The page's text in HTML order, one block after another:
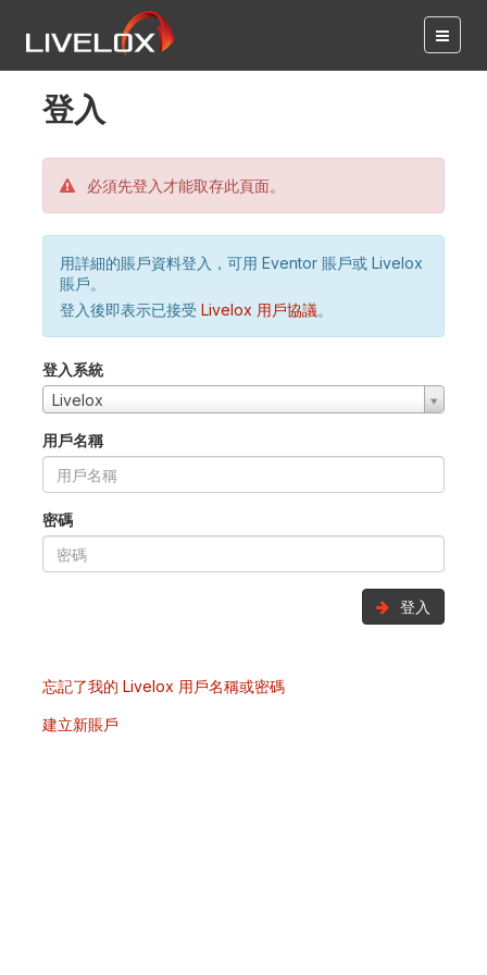
登入
必須先登入才能取存此頁面。
用詳細的賬戶資料登入，可用 Eventor 賬戶或 Livelox
賬戶。
登入後即表示已接受 Livelox 用戶協議。
登入系統
Livelox
用戶名稱
密碼
登入
忘記了我的 Livelox 用戶名稱或密碼
建立新賬戶